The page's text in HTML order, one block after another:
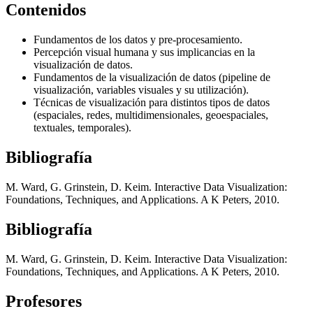
Contenidos
Fundamentos de los datos y pre-procesamiento.
Percepción visual humana y sus implicancias en la
visualización de datos.
Fundamentos de la visualización de datos (pipeline de
visualización, variables visuales y su utilización).
Técnicas de visualización para distintos tipos de datos
(espaciales, redes, multidimensionales, geoespaciales,
textuales, temporales).
Bibliografía
M. Ward, G. Grinstein, D. Keim. Interactive Data Visualization:
Foundations, Techniques, and Applications. A K Peters, 2010.
Bibliografía
M. Ward, G. Grinstein, D. Keim. Interactive Data Visualization:
Foundations, Techniques, and Applications. A K Peters, 2010.
Profesores